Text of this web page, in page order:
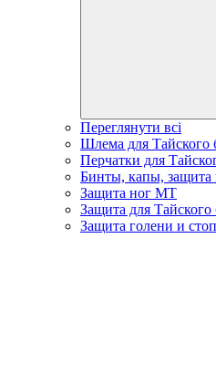
Переглянути всі
Шлема для Тайского
Перчатки для
Бинты, капы, защита
Защита ног МТ
Защита для Тайского
Защита голени и